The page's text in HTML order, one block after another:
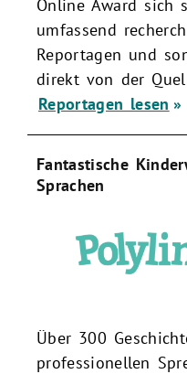
Online Award sich
umfassend
Reportagen und
direkt von der
Reportagen lesen
Fantastische
Sprachen
Über 300
professionellen